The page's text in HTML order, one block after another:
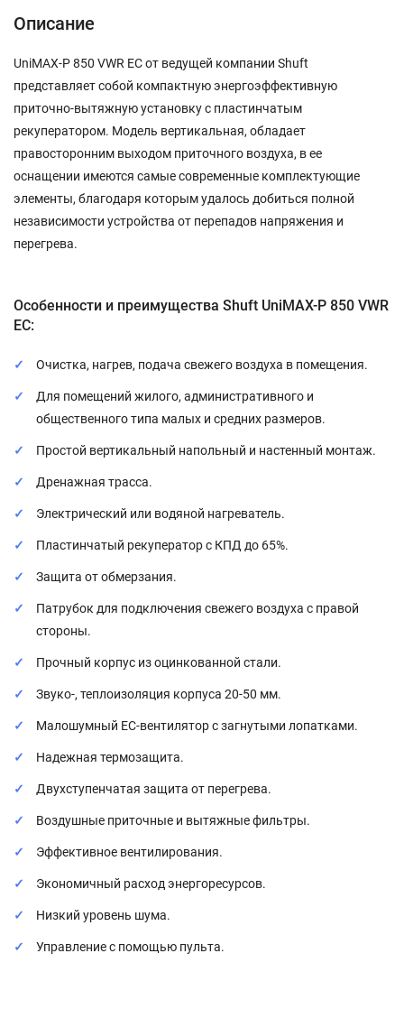
Описание
UniMAX-P 850 VWR EC от ведущей компании Shuft
представляет собой компактную энергоэффективную
приточно-вытяжную установку с пластинчатым
рекуператором. Модель вертикальная, обладает
правосторонним выходом приточного воздуха, в ее
оснащении имеются самые современные комплектующие
элементы, благодаря которым удалось добиться полной
независимости устройства от перепадов напряжения и
перегрева.
Особенности и преимущества Shuft UniMAX-P 850 VWR
EC:
Очистка, нагрев, подача свежего воздуха в помещения.
Для помещений жилого, административного и
общественного типа малых и средних размеров.
Простой вертикальный напольный и настенный монтаж.
Дренажная трасса.
Электрический или водяной нагреватель.
Пластинчатый рекуператор с КПД до 65%.
Защита от обмерзания.
Патрубок для подключения свежего воздуха с правой
стороны.
Прочный корпус из оцинкованной стали.
Звуко-, теплоизоляция корпуса 20-50 мм.
Малошумный ЕС-вентилятор с загнутыми лопатками.
Надежная термозащита.
Двухступенчатая защита от перегрева.
Воздушные приточные и вытяжные фильтры.
Эффективное вентилирования.
Экономичный расход энергоресурсов.
Низкий уровень шума.
Управление с помощью пульта.